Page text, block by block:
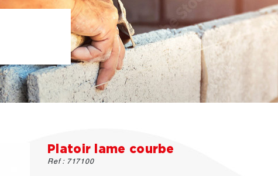
Platoir lame courbe
Ref : 717100